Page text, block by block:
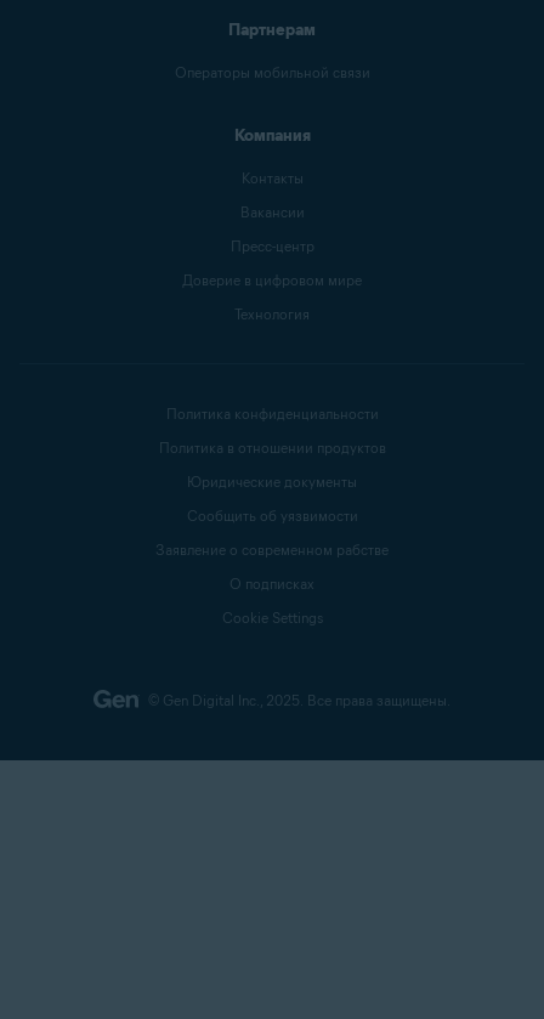
Партнерам
Операторы мобильной связи
Компания
Контакты
Вакансии
Пресс-центр
Доверие в цифровом мире
Технология
© Gen Digital Inc., 2025. Все права защищены.
Политика конфиденциальности
Политика в отношении продуктов
Юридические документы
Сообщить об уязвимости
Заявление о современном рабстве
О подписках
Cookie Settings